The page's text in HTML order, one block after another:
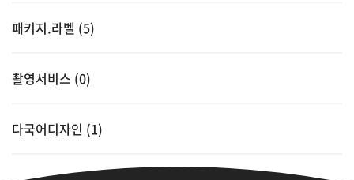
패키지.라벨 (5)
촬영서비스 (0)
다국어디자인 (1)